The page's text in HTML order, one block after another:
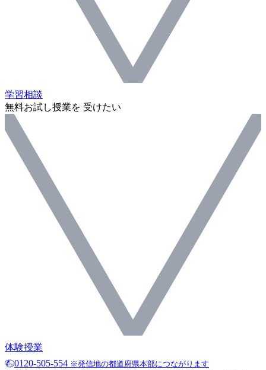
学習相談
無料お試し授業を 受けたい
体験授業
0120-505-554 ※発信地の都道府県本部につながります